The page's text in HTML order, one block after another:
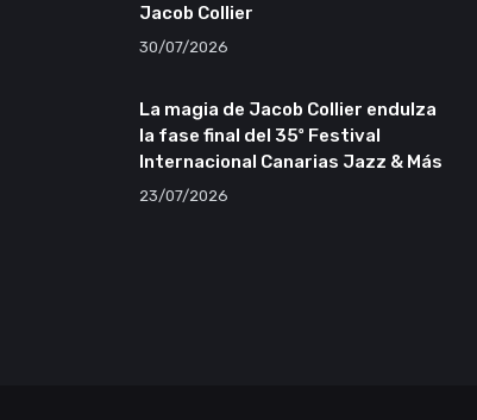
Jacob Collier
30/07/2026
La magia de Jacob Collier endulza
la fase final del 35º Festival
Internacional Canarias Jazz & Más
23/07/2026